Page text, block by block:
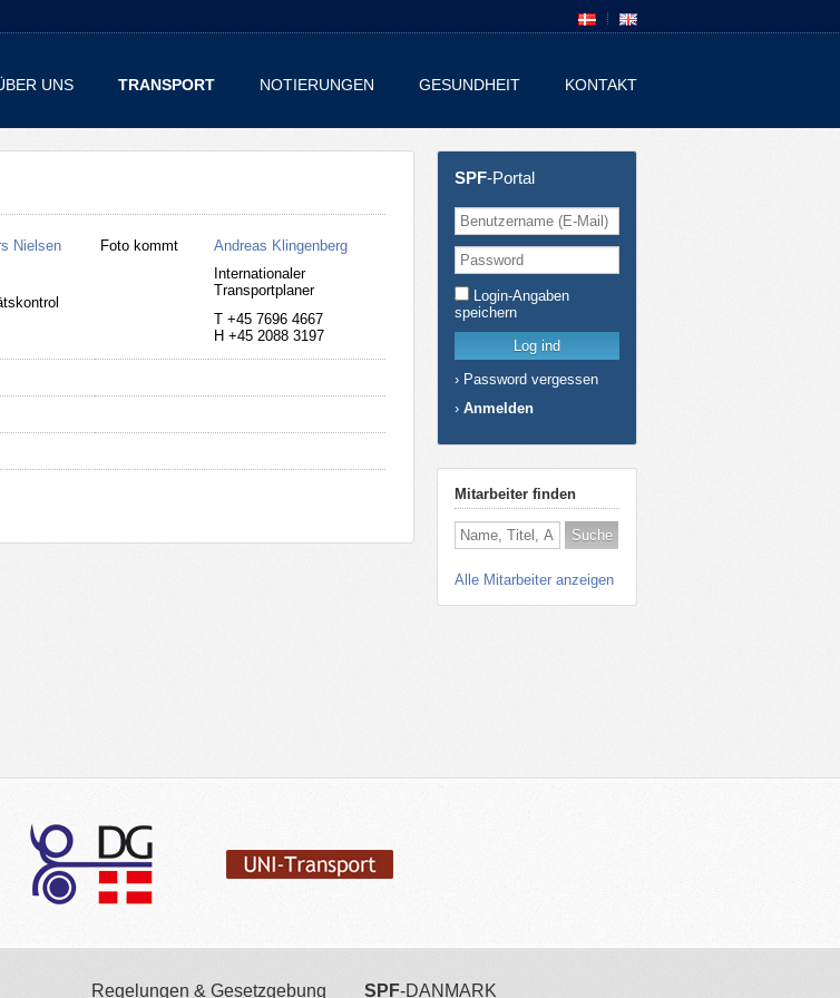
UNS TRANSPORT NOTIERUNGEN GESUNDHEIT KONTAKT
SPF-Portal
Login-Angaben
speichern
› Password vergessen
› Anmelden
Mitarbeiter finden
Alle Mitarbeiter anzeigen
Nielsen Foto kommt
Andreas Klingenberg
Internationaler
Transportplaner
T +45 7696 4667
H +45 2088 3197
Regelungen & Gesetzgebung SPF-DANMARK